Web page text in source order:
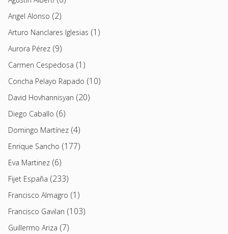
Angel Alonso (2)
Arturo Nanclares Iglesias (1)
Aurora Pérez (9)
Carmen Cespedosa (1)
Concha Pelayo Rapado (10)
David Hovhannisyan (20)
Diego Caballo (6)
Domingo Martínez (4)
Enrique Sancho (177)
Eva Martinez (6)
Fijet España (233)
Francisco Almagro (1)
Francisco Gavilan (103)
Guillermo Ariza (7)